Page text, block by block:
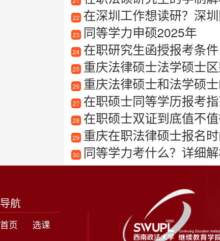
22 在深圳工作想读研？深
23 同等学力申硕2025年
24 在职研究生函授报考条件
25 重庆法律硕士法学硕士
26 重庆法律硕士和法学硕
27 在职硕士同等学历报考
28 在职硕士双证到底值不
29 重庆在职法律硕士报名
30 同等学力考什么？详细
导航
首页
选课